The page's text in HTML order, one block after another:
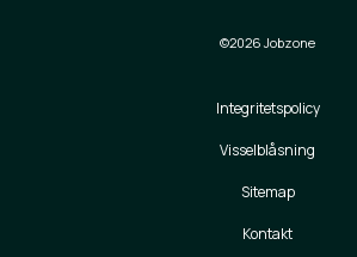
©2026 Jobzone
Integritetspolicy
Visselblåsning
Sitemap
Kontakt